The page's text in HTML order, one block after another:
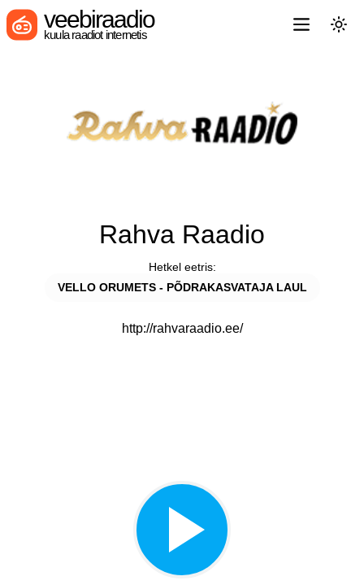
veebiraadio
kuula raadiot internetis
Rahva Raadio
Hetkel eetris:
VELLO ORUMETS - PÕDRAKASVATAJA LAUL
http://rahvaraadio.ee/